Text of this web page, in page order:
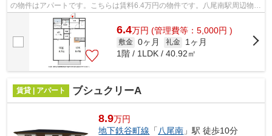
の物件はアパートです。こちらは賃料6.4万円の物件です。八尾南駅周辺物
件：Cozy Court。テム・ホームの物件...
6.4万円 (管理費等：5,000円 )
敷金 0ヶ月 礼金
1ヶ月
1階 / 1LDK / 40.92㎡
賃貸 | アパート ブシュクリーA
8.9万円
地下鉄谷町線 「 八尾南 」駅 徒歩10分